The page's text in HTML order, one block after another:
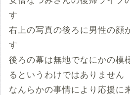
す
右上の写真の後ろに男性の顔
す
後ろの幕は無地でなにかの模
るというわけではありません
なんらかの事情により応援に